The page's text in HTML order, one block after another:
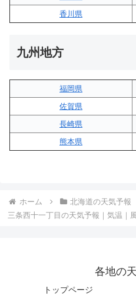
香川県
九州地方
福岡県
佐賀県
長崎県
熊本県
ホーム 北海道の天気予報
三条西十一丁目の天気予報｜気温｜
各地の
トップページ